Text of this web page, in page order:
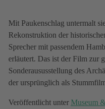
Mit Paukenschlag untermalt
Rekonstruktion der
Sprecher mit passendem
erläutert. Das ist der Film zur
Sonderaususstellung des
der ursprünglich als
Veröffentlicht unter Museum